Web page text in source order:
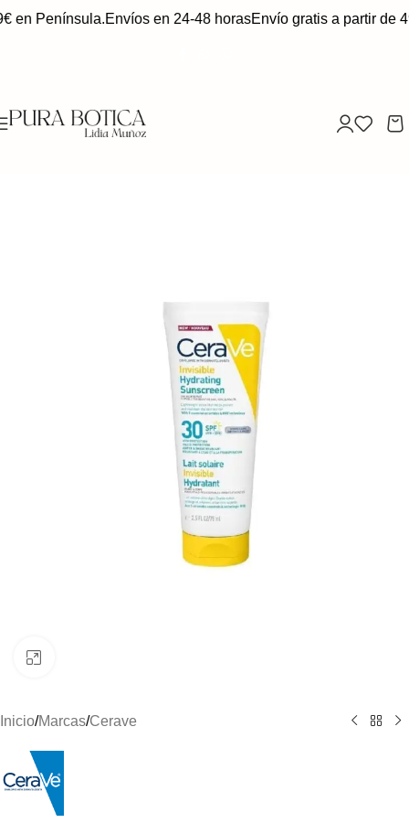
en Península.Envíos en 24-48 horasEnvío gratis a partir de
Inicio/Marcas/Cerave